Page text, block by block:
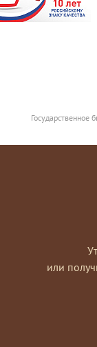
Государственное
или